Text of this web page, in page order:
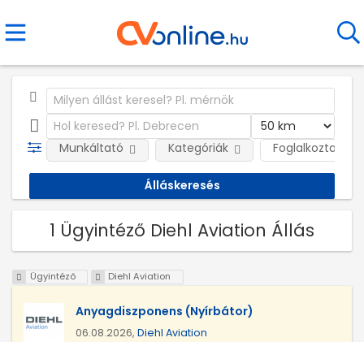
Foglalkoztatás
Munkáltató Kategóriák
1 Ügyintéző Diehl Aviation Állás
Ügyintéző Diehl Aviation
Anyagdiszponens (Nyírbátor)
06.08.2026, Diehl Aviation